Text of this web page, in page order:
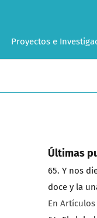
Proyectos e
Últimas
65. Y nos
doce y la
En Artículos